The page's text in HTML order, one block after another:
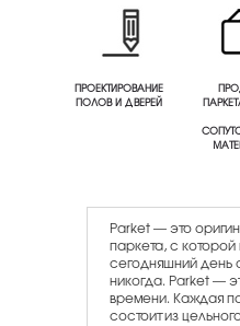
ПРОЕКТИРОВАНИЕ
ПОЛОВ И ДВЕРЕЙ
Parket — это
паркета, с
сегодняшний день
никогда. Parket —
времени. Каждая
состоит из